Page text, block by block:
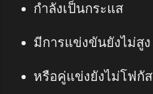
กำลังเป็นกระแส
มีการแข่งขันยังไม่สูง
หรือคู่แข่งยังไม่โฟกัส